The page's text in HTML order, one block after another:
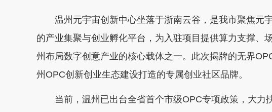
温州元宇宙创新中心坐落于浙南云谷，是我市聚焦元
的产业集聚与创业孵化平台，为入驻项目提供算力支撑、
州布局数字创意产业的核心载体之一。此次揭牌的无界
州OPC创新创业生态建设打造的专属创业社区品牌。
当前，温州已出台全省首个市级OPC专项政策，大力